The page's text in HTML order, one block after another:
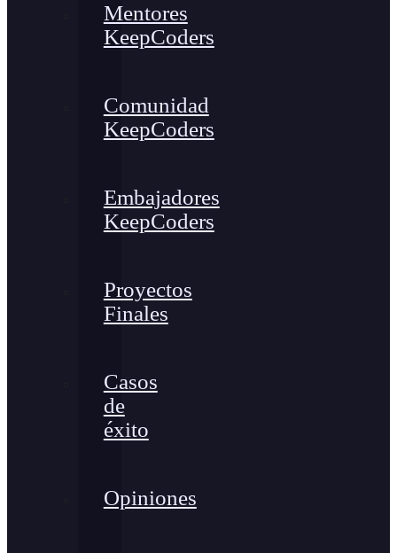
Mentores
KeepCoders
Comunidad
KeepCoders
Embajadores
KeepCoders
Proyectos
Finales
Casos
de
éxito
Opiniones